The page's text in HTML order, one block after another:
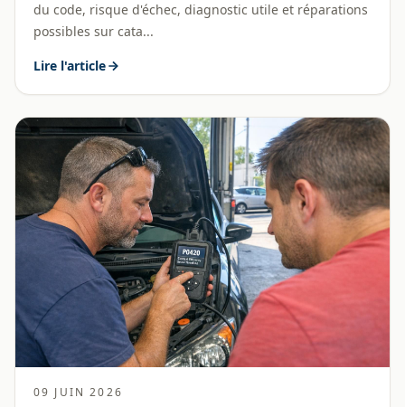
du code, risque d'échec, diagnostic utile et réparations
possibles sur cata...
Lire l'article
09 JUIN 2026